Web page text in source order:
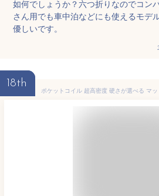
如何でしょうか？六つ折りなのでコン
さん用でも車中泊などにも使えるモデ
優しいです。
18th